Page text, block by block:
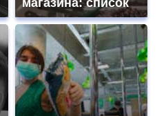
магазина: список